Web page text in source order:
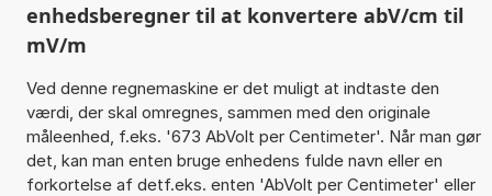
enhedsberegner til at konvertere abV/cm til
mV/m
Ved denne regnemaskine er det muligt at indtaste den
værdi, der skal omregnes, sammen med den originale
måleenhed, f.eks. '673 AbVolt per Centimeter'. Når man gør
det, kan man enten bruge enhedens fulde navn eller en
forkortelse af detf.eks. enten 'AbVolt per Centimeter' eller